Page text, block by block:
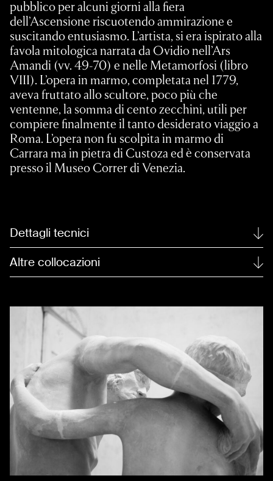
pubblico per alcuni giorni alla fiera
dell’Ascensione riscuotendo ammirazione e
suscitando entusiasmo. L’artista, si era ispirato alla
favola mitologica narrata da Ovidio nell’Ars
Amandi (vv. 49-70) e nelle Metamorfosi (libro
VIII). L’opera in marmo, completata nel 1779,
aveva fruttato allo scultore, poco più che
ventenne, la somma di cento zecchini, utili per
compiere finalmente il tanto desiderato viaggio a
Roma. L’opera non fu scolpita in marmo di
Carrara ma in pietra di Custoza ed è conservata
presso il Museo Correr di Venezia.
Dettagli tecnici
Altre collocazioni